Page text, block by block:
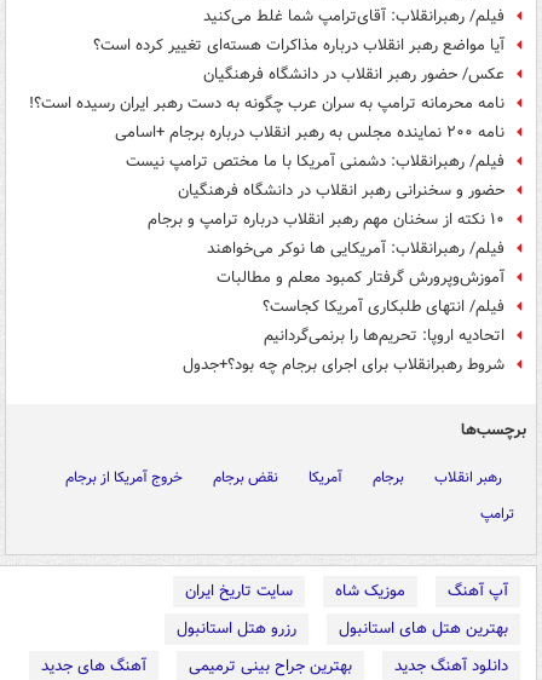
فیلم/ رهبرانقلاب: آقای‌ترامپ شما غلط می‌کنید
آیا مواضع رهبر انقلاب درباره مذاکرات هسته‌ای تغییر کرده است؟
عکس/ حضور رهبر انقلاب در دانشگاه فرهنگیان
نامه محرمانه ترامپ به سران عرب چگونه به دست رهبر ایران رسیده است؟!
نامه ۲۰۰ نماینده مجلس به رهبر انقلاب درباره برجام +اسامی
فیلم/ رهبرانقلاب: دشمنی آمریکا با ما مختص ترامپ نیست
حضور و سخنرانی رهبر انقلاب در دانشگاه فرهنگیان
۱۰ نکته از سخنان مهم رهبر انقلاب درباره ترامپ و برجام
فیلم/ رهبرانقلاب: آمریکایی ها نوکر می‌خواهند
آموزش‌وپرورش گرفتار کمبود معلم و مطالبات
فیلم/ انتهای طلبکاری آمریکا کجاست؟
اتحادیه اروپا: تحریم‌ها را برنمی‌گردانیم
شروط رهبرانقلاب برای اجرای برجام چه بود؟+جدول
برچسب‌ها
رهبر انقلاب برجام آمریکا نقض برجام
خروج آمریکا از برجام
ترامپ
آپ آهنگ موزیک شاه
سایت تاریخ ایران
بهترین هتل های استانبول
رزرو هتل استانبول
دانلود آهنگ جدید
بهترین جراح بینی ترمیمی
آهنگ های جدید